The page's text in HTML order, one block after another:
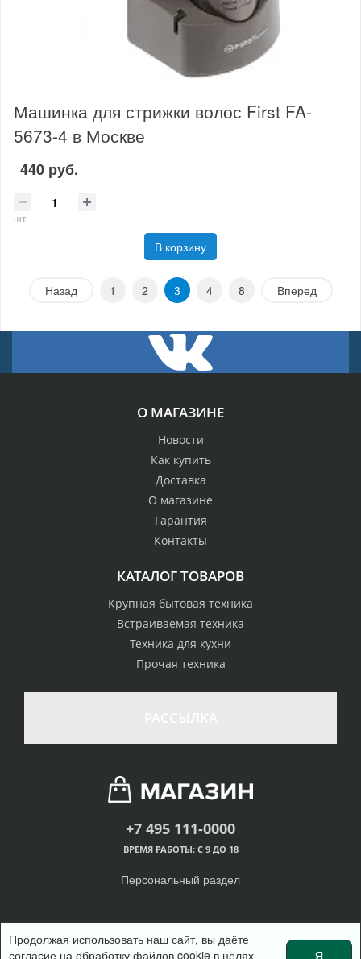
Машинка для стрижки волос First FA-
5673-4 в Москве
440 руб.
шт
В корзину
Назад 1 2 3 4 8 Вперед
О МАГАЗИНЕ
Новости
Как купить
Доставка
О магазине
Гарантия
Контакты
КАТАЛОГ ТОВАРОВ
Крупная бытовая техника
Встраиваемая техника
Техника для кухни
Прочая техника
+7 495 111-0000
ВРЕМЯ РАБОТЫ: С 9 ДО 18
Персональный раздел
Продолжая использовать наш сайт, вы даёте
согласие на обработку файлов cookie в целях
Я